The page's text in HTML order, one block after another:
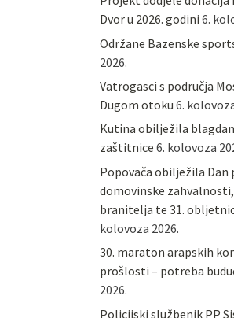
Dvor u 2026. godini 6.
Održane Bazenske
2026.
Vatrogasci s područja
Dugom otoku 6.
Kutina obilježila
zaštitnice 6. kolovoza
Popovača obilježila Dan
domovinske
branitelja te 31.
kolovoza 2026.
30. maraton arapskih
prošlosti – potreba
2026.
Policijski službenik PP